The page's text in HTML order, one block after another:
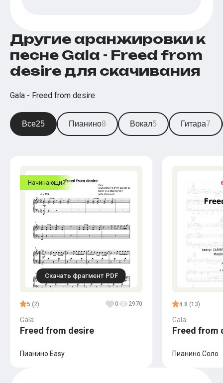
Другие аранжировки к
песне Gala - Freed from
desire для скачивания
Gala - Freed from desire
Все25 Пианино8 Вокал5 Гитара7
Начинающий
Скачать фрагмент PDF
5 (2) 0 2970
Gala
Freed from desire
Пианино.Easy
4.8 (13)
Gala
Freed from
Пианино.Соло